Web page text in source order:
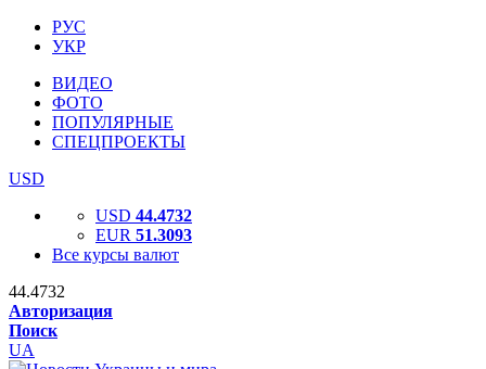
РУС
УКР
ВИДЕО
ФОТО
ПОПУЛЯРНЫЕ
СПЕЦПРОЕКТЫ
USD
USD 44.4732
EUR 51.3093
Все курсы валют
44.4732
Авторизация
Поиск
UA